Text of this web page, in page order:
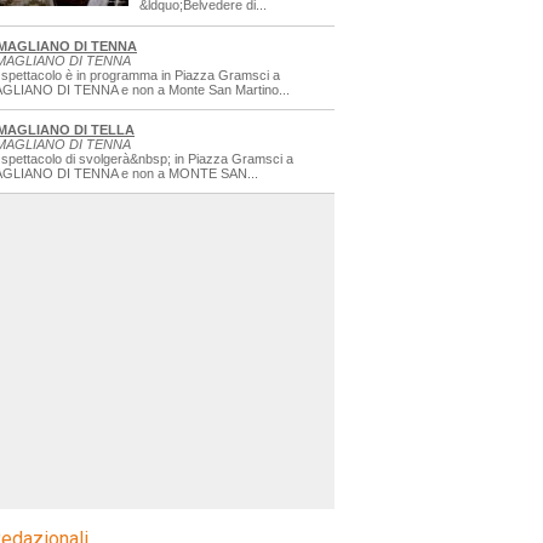
&ldquo;Belvedere di...
DI TENNA
DI TENNA
spettacolo è in programma in Piazza Gramsci a
DI TENNA e non a Monte San Martino...
DI TELLA
DI TENNA
spettacolo di svolgerà&nbsp; in Piazza Gramsci a
DI TENNA e non a MONTE SAN...